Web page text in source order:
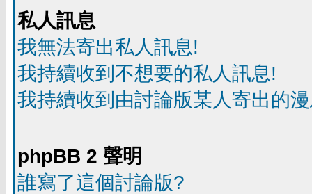
私人訊息
我無法寄出私人訊息!
我持續收到不想要的私人訊息!
我持續收到由討論版某人寄出的
phpBB 2 聲明
誰寫了這個討論版?